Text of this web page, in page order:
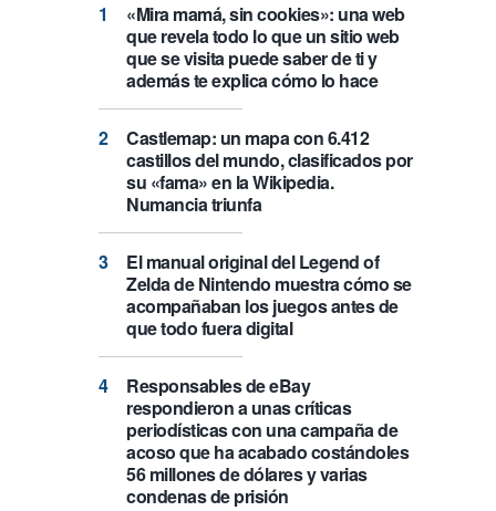
«Mira mamá, sin cookies»: una web
que revela todo lo que un sitio web
que se visita puede saber de ti y
además te explica cómo lo hace
Castlemap: un mapa con 6.412
castillos del mundo, clasificados por
su «fama» en la Wikipedia.
Numancia triunfa
El manual original del Legend of
Zelda de Nintendo muestra cómo se
acompañaban los juegos antes de
que todo fuera digital
Responsables de eBay
respondieron a unas críticas
periodísticas con una campaña de
acoso que ha acabado costándoles
56 millones de dólares y varias
condenas de prisión